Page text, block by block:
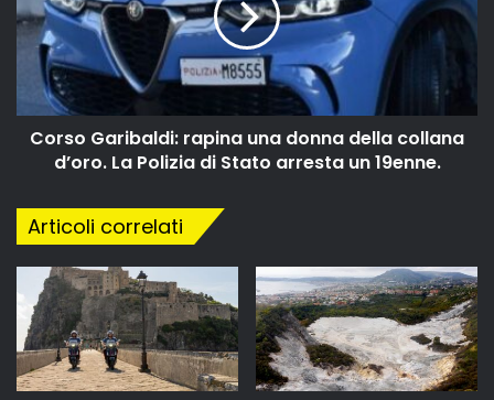
Corso Garibaldi: rapina una donna della collana
d’oro. La Polizia di Stato arresta un 19enne.
Articoli correlati